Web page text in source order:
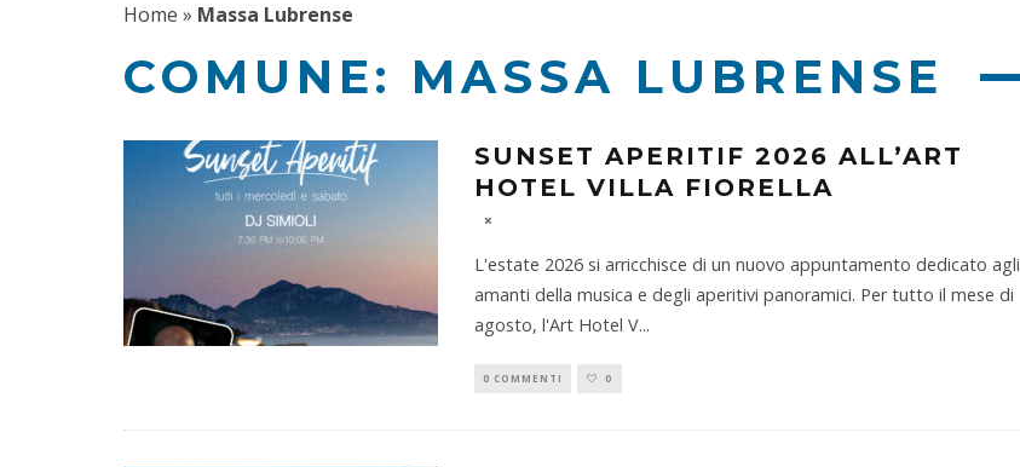
Home » Massa Lubrense
COMUNE: MASSA LUBRENSE
SUNSET APERITIF 2026 ALL’ART
HOTEL VILLA FIORELLA
L'estate 2026 si arricchisce di un nuovo appuntamento dedicato agli
amanti della musica e degli aperitivi panoramici. Per tutto il mese di
agosto, l'Art Hotel V...
0 COMMENTI 0